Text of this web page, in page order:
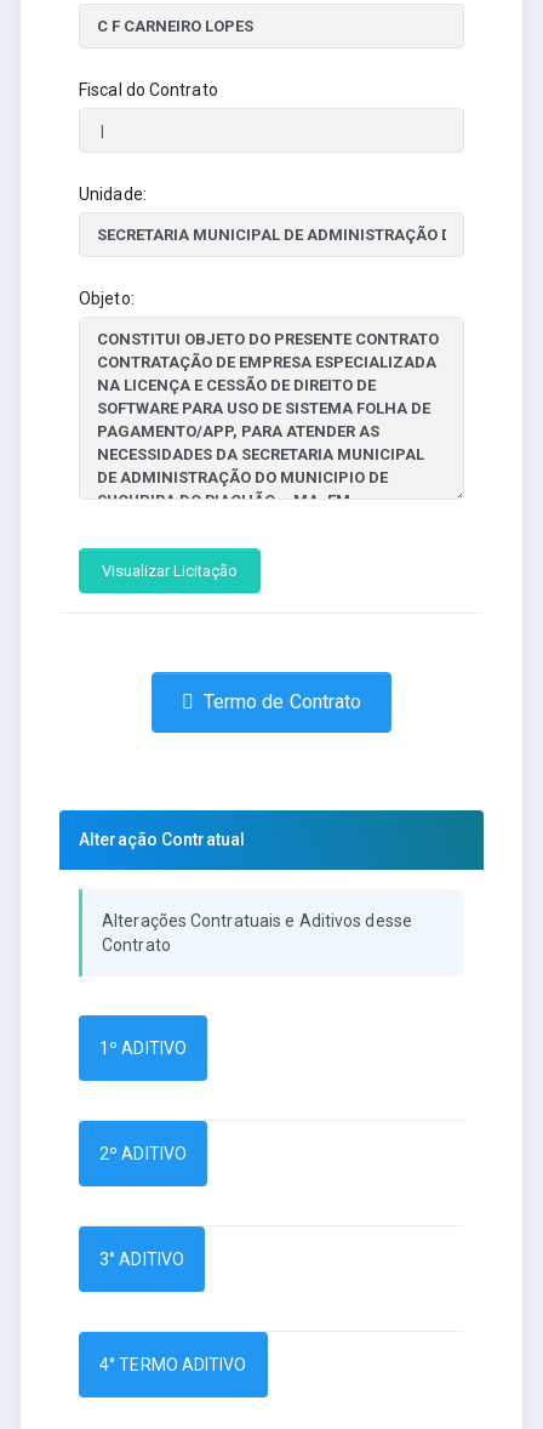
Fiscal do Contrato
Unidade:
Objeto:
Visualizar Licitação
Termo de Contrato
Alteração Contratual
Alterações Contratuais e Aditivos desse
Contrato
1º ADITIVO
2º ADITIVO
3° ADITIVO
4° TERMO ADITIVO